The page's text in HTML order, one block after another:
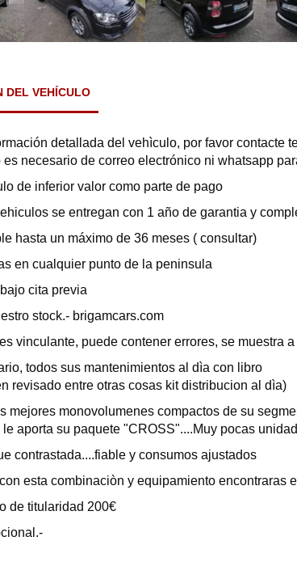
DEL VEHÍCULO
detallada del vehìculo, por favor contacte
es necesario de correo electrónico ni whatsapp
de inferior valor como parte de pago
se entregan con 1 año de garantia y
hasta un máximo de 36 meses ( consultar)
en cualquier punto de la peninsula
cita previa
stock.- brigamcars.com
vinculante, puede contener errores, se muestra
todos sus mantenimientos al dìa con libro
revisado entre otras cosas kit distribucion al dìa)
mejores monovolumenes compactos de su
aporta su paquete "CROSS"....Muy pocas
contrastada....fiable y consumos ajustados
esta combinaciòn y equipamiento encontraras
de titularidad 200€